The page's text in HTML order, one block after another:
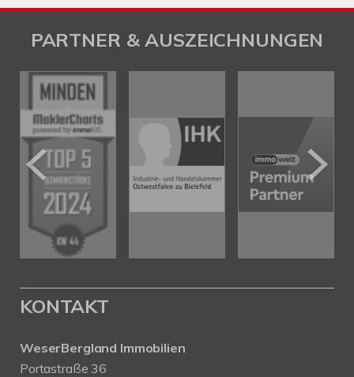
PARTNER & AUSZEICHNUNGEN
KONTAKT
WeserBergland Immobilien
Portastraße 36